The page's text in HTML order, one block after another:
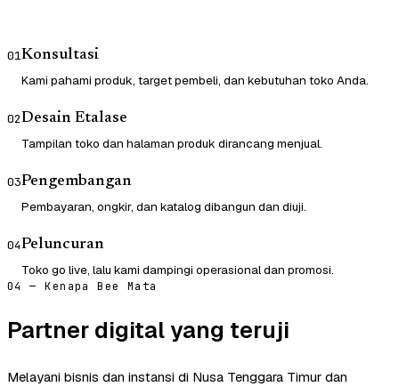
01Konsultasi
Kami pahami produk, target pembeli, dan kebutuhan toko Anda.
02Desain Etalase
Tampilan toko dan halaman produk dirancang menjual.
03Pengembangan
Pembayaran, ongkir, dan katalog dibangun dan diuji.
04Peluncuran
Toko go live, lalu kami dampingi operasional dan promosi.
04 — Kenapa Bee Mata
Partner digital yang teruji
Melayani bisnis dan instansi di Nusa Tenggara Timur dan